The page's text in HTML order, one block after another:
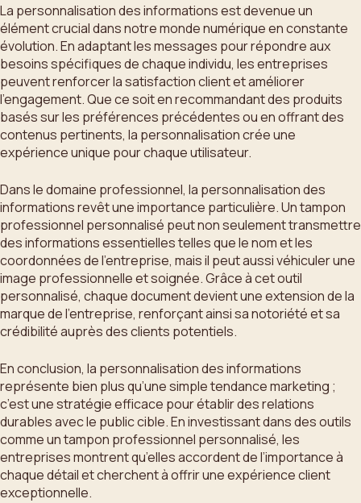
La personnalisation des informations est devenue un
élément crucial dans notre monde numérique en constante
évolution. En adaptant les messages pour répondre aux
besoins spécifiques de chaque individu, les entreprises
peuvent renforcer la satisfaction client et améliorer
l’engagement. Que ce soit en recommandant des produits
basés sur les préférences précédentes ou en offrant des
contenus pertinents, la personnalisation crée une
expérience unique pour chaque utilisateur.
Dans le domaine professionnel, la personnalisation des
informations revêt une importance particulière. Un tampon
professionnel personnalisé peut non seulement transmettre
des informations essentielles telles que le nom et les
coordonnées de l’entreprise, mais il peut aussi véhiculer une
image professionnelle et soignée. Grâce à cet outil
personnalisé, chaque document devient une extension de la
marque de l’entreprise, renforçant ainsi sa notoriété et sa
crédibilité auprès des clients potentiels.
En conclusion, la personnalisation des informations
représente bien plus qu’une simple tendance marketing ;
c’est une stratégie efficace pour établir des relations
durables avec le public cible. En investissant dans des outils
comme un tampon professionnel personnalisé, les
entreprises montrent qu’elles accordent de l’importance à
chaque détail et cherchent à offrir une expérience client
exceptionnelle.